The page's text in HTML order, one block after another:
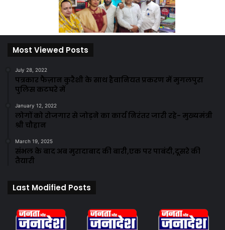
Most Viewed Posts
July 28, 2022
पत्रकार फैज़ान कुरैशी के साथ हैवानियत प्रकरण में मुगलपुरा
पुलिस कटघरे में
January 12, 2022
लोगों को रोजगार से जोड़ने का कार्य निरंतर जारी रहे- मुख्यमंत्री
श्री चौहान
March 19, 2025
संभल के बाद अब मुरादाबाद की बारी,एक पर पाबंदी,दूसरे की
तैयारी
Last Modified Posts